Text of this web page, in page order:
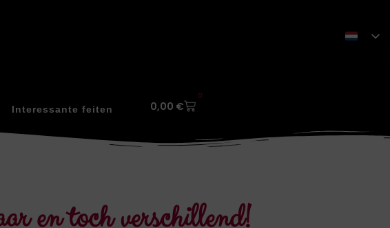
Interessante feiten 0,00 €
0
en toch verschillend!